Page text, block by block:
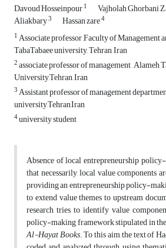
Davoud Hosseinpour1 Vajholah Ghorbani
Aliakbary3 Hassan zare4
1Associate professor ,Faculty of Management
TabaTabaee university, Tehran, Iran
2associate professor of management , Alameh
University,Tehran, Iran
3Assistant professor of management
university,Tehran,Iran
4university student
Absence of local entrepreneurship
that necessarily, local value components
providing an entrepreneurship policy-
to extend value themes to upstream
research tries to identify value
policy-making framework stipulated in the
Al-Hayat Books. To this aim, the text of